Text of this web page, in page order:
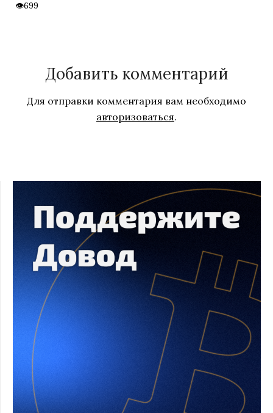
699
Добавить комментарий
Для отправки комментария вам необходимо
авторизоваться.